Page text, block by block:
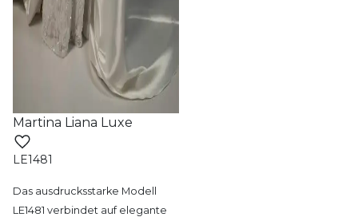
Martina Liana Luxe
LE1481
Das ausdrucksstarke Modell
LE1481 verbindet auf elegante